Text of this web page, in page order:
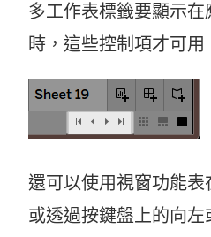
多工作表標籤要顯示
時，這些控制項才可用
還可以使用視窗功能表
或透過按鍵盤上的向